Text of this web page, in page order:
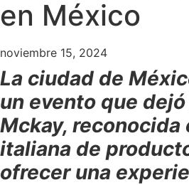
en México
noviembre 15, 2024
La ciudad de
un evento que
Mckay,
italiana de
ofrecer una